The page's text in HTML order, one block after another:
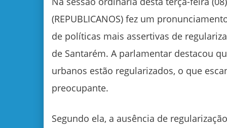
(REPUBLICANOS) fez um
de políticas mais assertivas de
de Santarém. A parlamentar destacou
urbanos estão regularizados, o que
preocupante.
Segundo ela, a ausência de